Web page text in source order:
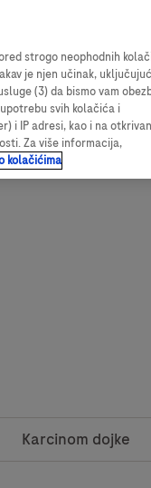
resursima i
strogo neophodnih
je njen učinak,
(3) da bismo vam
svih kolačića i
i IP adresi, kao i na
Za više informacija,
kolačićima